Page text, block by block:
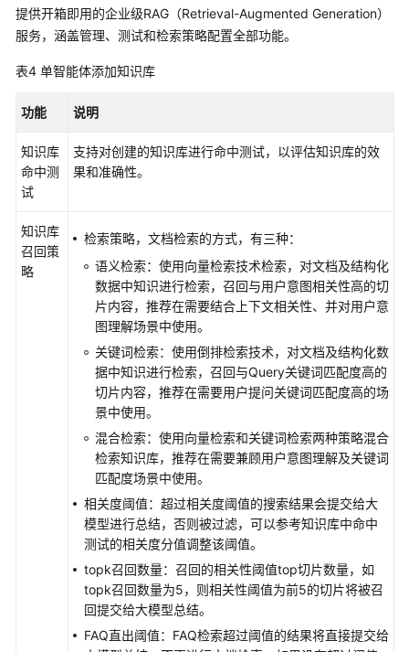
应
用
加
忆
应
提供开箱即用的企业级RAG（Retrieval-Augmented Generation）
服务，涵盖管理、测试和检索策略配置全部功能。
表4 单智能体添加知识库
功能 说明
知识库
命中测
试
支持对创建的知识库进行命中测试，以评估知识库的效
果和准确性。
知识库
召回策
略
检索策略，文档检索的方式，有三种：
语义检索：使用向量检索技术检索，对文档及结构化
数据中知识进行检索，召回与用户意图相关性高的切
片内容，推荐在需要结合上下文相关性、并对用户意
图理解场景中使用。
关键词检索：使用倒排检索技术，对文档及结构化数
据中知识进行检索，召回与Query关键词匹配度高的
切片内容，推荐在需要用户提问关键词匹配度高的场
景中使用。
混合检索：使用向量检索和关键词检索两种策略混合
检索知识库，推荐在需要兼顾用户意图理解及关键词
匹配度场景中使用。
相关度阈值：超过相关度阈值的搜索结果会提交给大
模型进行总结，否则被过滤，可以参考知识库中命中
测试的相关度分值调整该阈值。
topk召回数量：召回的相关性阈值top切片数量，如
topk召回数量为5，则相关性阈值为前5的切片将被召
回提交给大模型总结。
FAQ直出阈值：FAQ检索超过阈值的结果将直接提交给